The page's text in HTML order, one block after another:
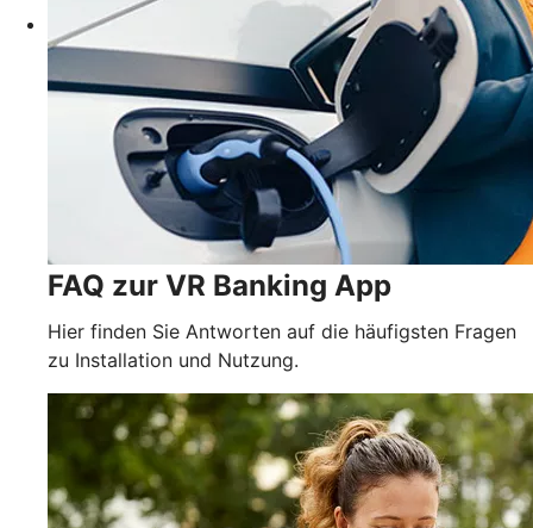
FAQ zur VR Banking App
Hier finden Sie Antworten auf die häufigsten Fragen
zu Installation und Nutzung.